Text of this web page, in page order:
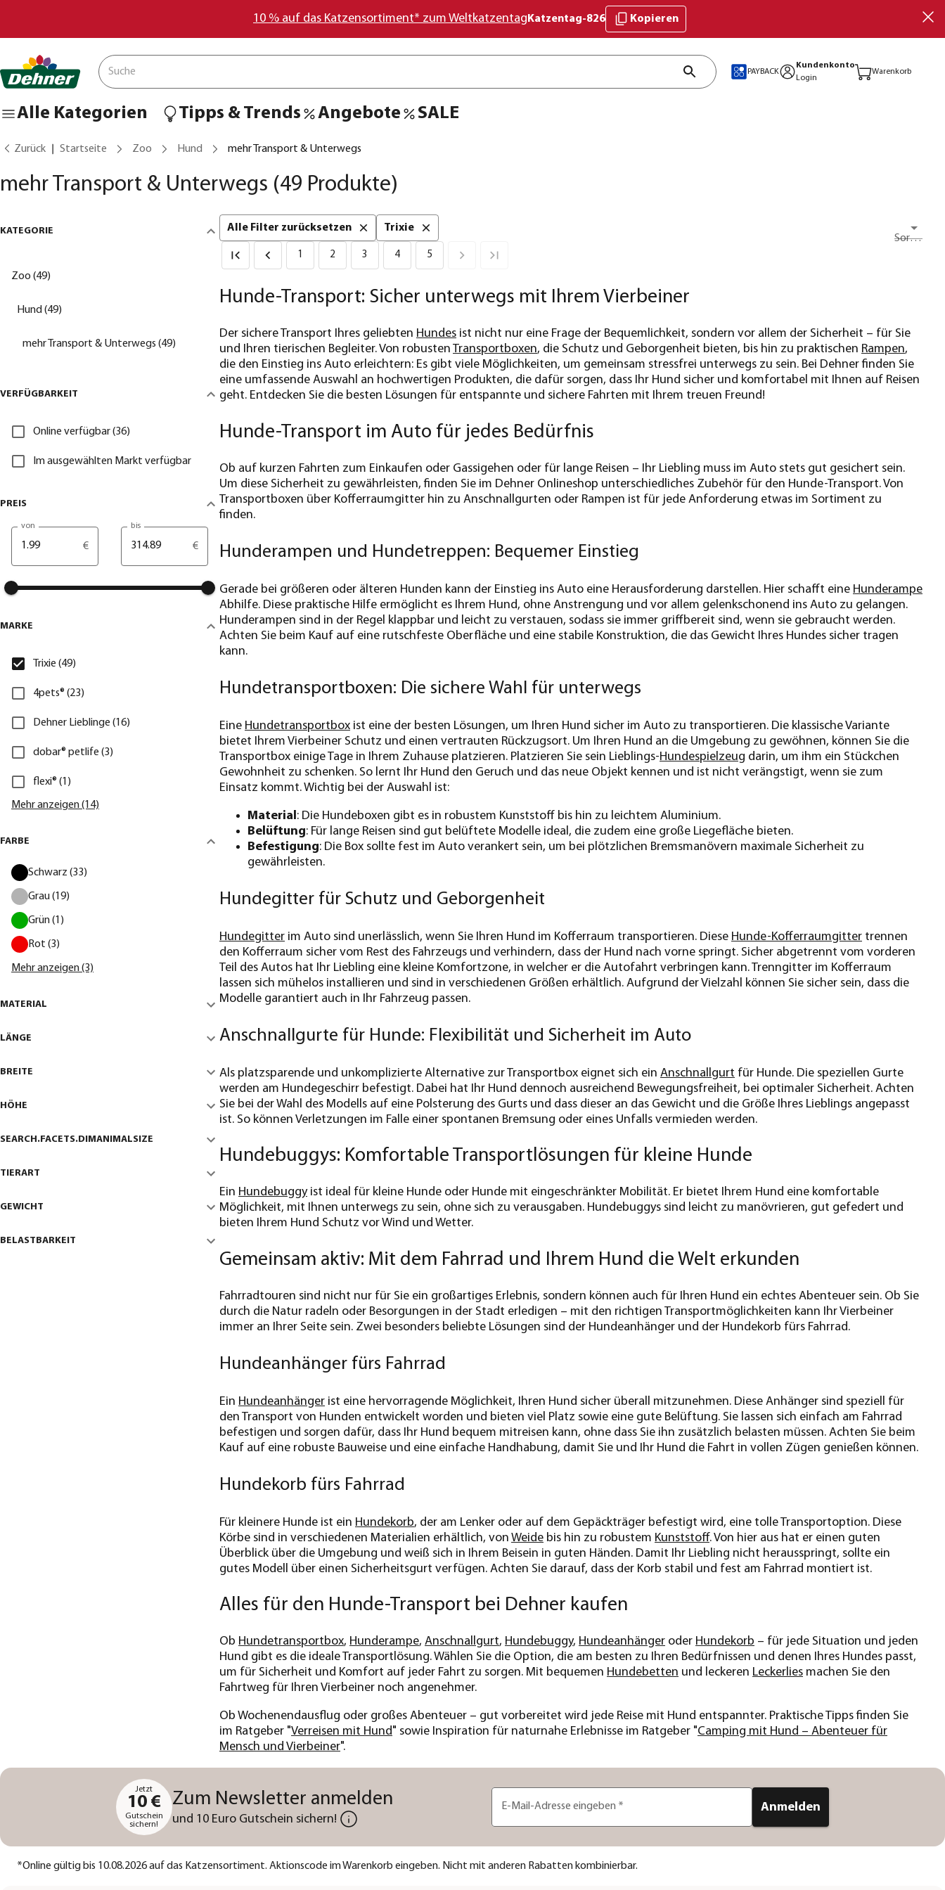
10 % auf das Katzensortiment* zum Weltkatzentag Katzentag-826 Kopieren
PAYBACK
Kundenkonto
Login
Warenkorb
Alle Kategorien Tipps & Trends Angebote SALE
Zurück Startseite Zoo Hund mehr Transport & Unterwegs
mehr Transport & Unterwegs (49 Produkte)
KATEGORIE
Zoo (49)
Hund (49)
mehr Transport & Unterwegs (49)
VERFÜGBARKEIT
Online verfügbar (36)
Im ausgewählten Markt verfügbar
PREIS
von
€
bis
€
MARKE
Trixie (49)
4pets® (23)
Dehner Lieblinge (16)
dobar® petlife (3)
flexi® (1)
Mehr anzeigen (14)
FARBE
Schwarz (33)
Grau (19)
Grün (1)
Rot (3)
Mehr anzeigen (3)
MATERIAL
LÄNGE
BREITE
HÖHE
SEARCH.FACETS.DIMANIMALSIZE
TIERART
GEWICHT
BELASTBARKEIT
Alle Filter zurücksetzen
Trixie
Sortieren nach
1 2 3 4 5
Hunde-Transport: Sicher unterwegs mit Ihrem Vierbeiner
Der sichere Transport Ihres geliebten Hundes ist nicht nur eine Frage der Bequemlichkeit, sondern vor allem der Sicherheit – für Sie
und Ihren tierischen Begleiter. Von robusten Transportboxen, die Schutz und Geborgenheit bieten, bis hin zu praktischen Rampen,
die den Einstieg ins Auto erleichtern: Es gibt viele Möglichkeiten, um gemeinsam stressfrei unterwegs zu sein. Bei Dehner finden Sie
eine umfassende Auswahl an hochwertigen Produkten, die dafür sorgen, dass Ihr Hund sicher und komfortabel mit Ihnen auf Reisen
geht. Entdecken Sie die besten Lösungen für entspannte und sichere Fahrten mit Ihrem treuen Freund!
Hunde-Transport im Auto für jedes Bedürfnis
Ob auf kurzen Fahrten zum Einkaufen oder Gassigehen oder für lange Reisen – Ihr Liebling muss im Auto stets gut gesichert sein.
Um diese Sicherheit zu gewährleisten, finden Sie im Dehner Onlineshop unterschiedliches Zubehör für den Hunde-Transport. Von
Transportboxen über Kofferraumgitter hin zu Anschnallgurten oder Rampen ist für jede Anforderung etwas im Sortiment zu
finden.
Hunderampen und Hundetreppen: Bequemer Einstieg
Gerade bei größeren oder älteren Hunden kann der Einstieg ins Auto eine Herausforderung darstellen. Hier schafft eine Hunderampe
Abhilfe. Diese praktische Hilfe ermöglicht es Ihrem Hund, ohne Anstrengung und vor allem gelenkschonend ins Auto zu gelangen.
Hunderampen sind in der Regel klappbar und leicht zu verstauen, sodass sie immer griffbereit sind, wenn sie gebraucht werden.
Achten Sie beim Kauf auf eine rutschfeste Oberfläche und eine stabile Konstruktion, die das Gewicht Ihres Hundes sicher tragen
kann.
Hundetransportboxen: Die sichere Wahl für unterwegs
Eine Hundetransportbox ist eine der besten Lösungen, um Ihren Hund sicher im Auto zu transportieren. Die klassische Variante
bietet Ihrem Vierbeiner Schutz und einen vertrauten Rückzugsort. Um Ihren Hund an die Umgebung zu gewöhnen, können Sie die
Transportbox einige Tage in Ihrem Zuhause platzieren. Platzieren Sie sein Lieblings-Hundespielzeug darin, um ihm ein Stückchen
Gewohnheit zu schenken. So lernt Ihr Hund den Geruch und das neue Objekt kennen und ist nicht verängstigt, wenn sie zum
Einsatz kommt. Wichtig bei der Auswahl ist:
Material: Die Hundeboxen gibt es in robustem Kunststoff bis hin zu leichtem Aluminium.
Belüftung: Für lange Reisen sind gut belüftete Modelle ideal, die zudem eine große Liegefläche bieten.
Befestigung: Die Box sollte fest im Auto verankert sein, um bei plötzlichen Bremsmanövern maximale Sicherheit zu
gewährleisten.
Hundegitter für Schutz und Geborgenheit
Hundegitter im Auto sind unerlässlich, wenn Sie Ihren Hund im Kofferraum transportieren. Diese Hunde-Kofferraumgitter trennen
den Kofferraum sicher vom Rest des Fahrzeugs und verhindern, dass der Hund nach vorne springt. Sicher abgetrennt vom vorderen
Teil des Autos hat Ihr Liebling eine kleine Komfortzone, in welcher er die Autofahrt verbringen kann. Trenngitter im Kofferraum
lassen sich mühelos installieren und sind in verschiedenen Größen erhältlich. Aufgrund der Vielzahl können Sie sicher sein, dass die
Modelle garantiert auch in Ihr Fahrzeug passen.
Anschnallgurte für Hunde: Flexibilität und Sicherheit im Auto
Als platzsparende und unkomplizierte Alternative zur Transportbox eignet sich ein Anschnallgurt für Hunde. Die speziellen Gurte
werden am Hundegeschirr befestigt. Dabei hat Ihr Hund dennoch ausreichend Bewegungsfreiheit, bei optimaler Sicherheit. Achten
Sie bei der Wahl des Modells auf eine Polsterung des Gurts und dass dieser an das Gewicht und die Größe Ihres Lieblings angepasst
ist. So können Verletzungen im Falle einer spontanen Bremsung oder eines Unfalls vermieden werden.
Hundebuggys: Komfortable Transportlösungen für kleine Hunde
Ein Hundebuggyist ideal für kleine Hunde oder Hunde mit eingeschränkter Mobilität. Er bietet Ihrem Hund eine komfortable
Möglichkeit, mit Ihnen unterwegs zu sein, ohne sich zu verausgaben. Hundebuggys sind leicht zu manövrieren, gut gefedert und
bieten Ihrem Hund Schutz vor Wind und Wetter.
Gemeinsam aktiv: Mit dem Fahrrad und Ihrem Hund die Welt erkunden
Fahrradtouren sind nicht nur für Sie ein großartiges Erlebnis, sondern können auch für Ihren Hund ein echtes Abenteuer sein. Ob Sie
durch die Natur radeln oder Besorgungen in der Stadt erledigen – mit den richtigen Transportmöglichkeiten kann Ihr Vierbeiner
immer an Ihrer Seite sein. Zwei besonders beliebte Lösungen sind der Hundeanhänger und der Hundekorb fürs Fahrrad.
Hundeanhänger fürs Fahrrad
Ein Hundeanhänger ist eine hervorragende Möglichkeit, Ihren Hund sicher überall mitzunehmen. Diese Anhänger sind speziell für
den Transport von Hunden entwickelt worden und bieten viel Platz sowie eine gute Belüftung. Sie lassen sich einfach am Fahrrad
befestigen und sorgen dafür, dass Ihr Hund bequem mitreisen kann, ohne dass Sie ihn zusätzlich belasten müssen. Achten Sie beim
Kauf auf eine robuste Bauweise und eine einfache Handhabung, damit Sie und Ihr Hund die Fahrt in vollen Zügen genießen können.
Hundekorb fürs Fahrrad
Für kleinere Hunde ist ein Hundekorb, der am Lenker oder auf dem Gepäckträger befestigt wird, eine tolle Transportoption. Diese
Körbe sind in verschiedenen Materialien erhältlich, von Weide bis hin zu robustem Kunststoff. Von hier aus hat er einen guten
Überblick über die Umgebung und weiß sich in Ihrem Beisein in guten Händen. Damit Ihr Liebling nicht herausspringt, sollte ein
gutes Modell über einen Sicherheitsgurt verfügen. Achten Sie darauf, dass der Korb stabil und fest am Fahrrad montiert ist.
Alles für den Hunde-Transport bei Dehner kaufen
Ob Hundetransportbox, Hunderampe, Anschnallgurt, Hundebuggy, Hundeanhänger oder Hundekorb – für jede Situation und jeden
Hund gibt es die ideale Transportlösung. Wählen Sie die Option, die am besten zu Ihren Bedürfnissen und denen Ihres Hundes passt,
um für Sicherheit und Komfort auf jeder Fahrt zu sorgen. Mit bequemen Hundebetten und leckeren Leckerlies machen Sie den
Fahrtweg für Ihren Vierbeiner noch angenehmer.
Ob Wochenendausflug oder großes Abenteuer – gut vorbereitet wird jede Reise mit Hund entspannter. Praktische Tipps finden Sie
im Ratgeber "Verreisen mit Hund" sowie Inspiration für naturnahe Erlebnisse im Ratgeber "Camping mit Hund – Abenteuer für
Mensch und Vierbeiner".
Jetzt
10 €
Gutschein
sichern!
Zum Newsletter anmelden
und 10 Euro Gutschein sichern!
E-Mail-Adresse eingeben * Anmelden
*Online gültig bis 10.08.2026 auf das Katzensortiment. Aktionscode im Warenkorb eingeben. Nicht mit anderen Rabatten kombinierbar.